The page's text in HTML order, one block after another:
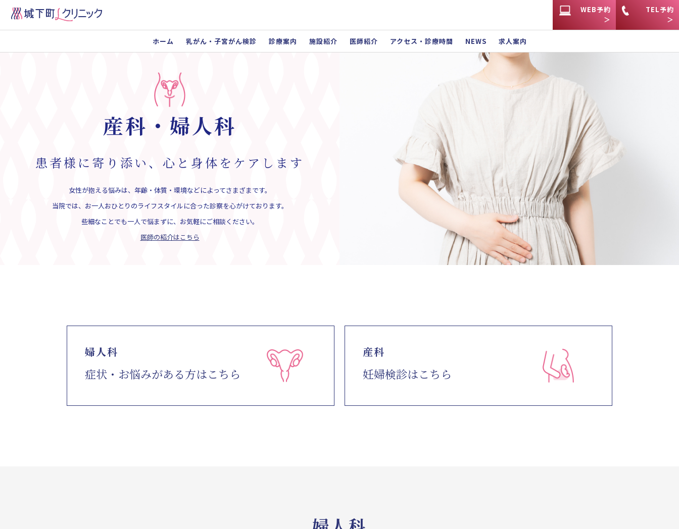
WEB予約 TEL予約
ホーム 乳がん・子宮がん検診 診療案内 施設紹介 医師紹介 アクセス・診療時間 NEWS 求人案内
産科・婦人科
患者様に寄り添い、 心と身体をケアします
女性が抱える悩みは、年齢・体質・環境などによってさまざまです。
当院では、お一人おひとりのライフスタイルに合った診察を心がけております。
些細なことでも一人で悩まずに、お気軽にご相談ください。
医師の紹介はこちら
婦人科
症状・お悩みがある方はこちら
産科
妊婦検診はこちら